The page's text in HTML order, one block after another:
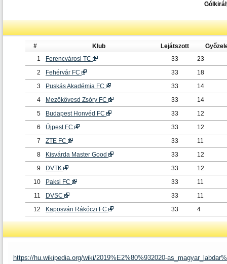
# Klub Lejátszott
1
Ferencvárosi TC 33
23
2
Fehérvár FC 33
18
3
Puskás Akadémia FC 33
14
4
Mezőkövesd Zsóry FC 33
14
5
Budapest Honvéd FC 33
12
6
Újpest FC 33
12
7
ZTE FC 33
11
8
Kisvárda Master Good 33
12
9
DVTK 33
12
10
Paksi FC 33
11
11
DVSC 33
11
12
Kaposvári Rákóczi FC 33 4
https://hu.wikipedia.org/wiki/2019%E2%80%932020-